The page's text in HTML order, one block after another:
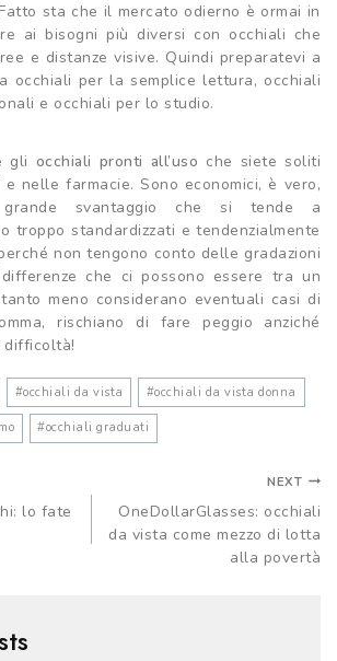
sta che il mercato odierno è ormai in
ai bisogni più diversi con occhiali che
e distanze visive. Quindi preparatevi a
occhiali per la semplice lettura, occhiali
e occhiali per lo studio.
gli occhiali pronti all’uso che siete soliti
nelle farmacie. Sono economici, è vero,
svantaggio che si tende a
troppo standardizzati e tendenzialmente
non tengono conto delle gradazioni
che ci possono essere tra un
meno considerano eventuali casi di
rischiano di fare peggio anziché
difficoltà!
#occhiali da vista #occhiali da vista donna
#occhiali graduati
lo fate
NEXT
OneDollarGlasses: occhiali
da vista come mezzo di lotta
alla povertà